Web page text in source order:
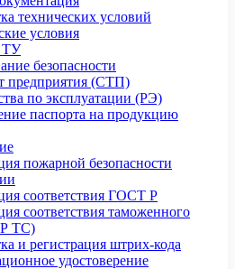
технических условий
условия
ТУ
безопасности
предприятия (СТП)
по эксплуатации (РЭ)
паспорта на продукцию
пожарной безопасности
соответствия ГОСТ Р
соответствия таможенного
ТС)
и регистрация штрих-кода
удостоверение